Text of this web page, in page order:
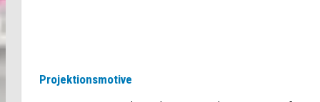
Projektionsmotive